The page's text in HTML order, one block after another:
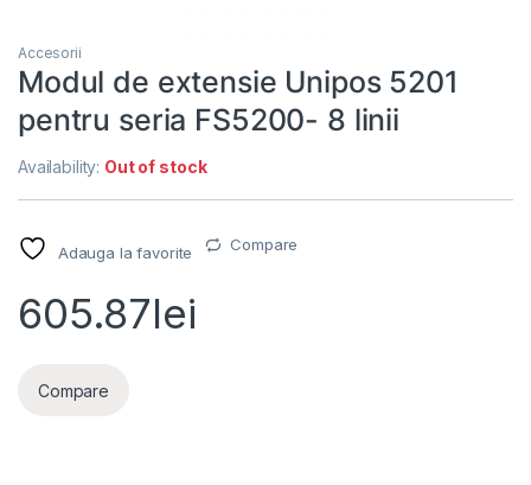
Accesorii
Modul de extensie Unipos 5201
pentru seria FS5200- 8 linii
Availability: Out of stock
Adauga la favorite Compare
605.87lei
Compare